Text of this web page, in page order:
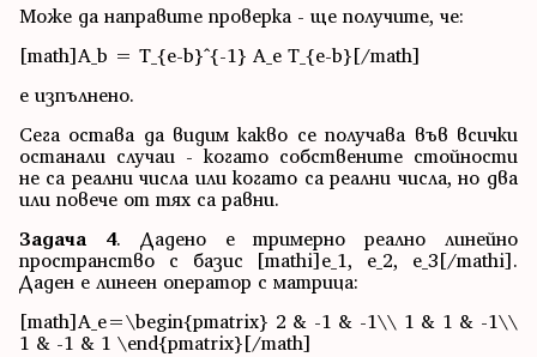
Може да направите проверка - ще получите, че:
[math]A_b = T_{e-b}^{-1} A_e T_{e-b}[/math]
e изпълнено.
Сега остава да видим какво се получава във всички
останали случаи - когато собствените стойности
не са реални числа или когато са реални числа, но два
или повече от тях са равни.
Задача 4. Дадено е тримерно реално линейно
пространство с базис [mathi]e_1, e_2, e_3[/mathi].
Даден е линеен оператор с матрица:
[math]A_e=\begin{pmatrix} 2 & -1 & -1\\ 1 & 1 & -1\\
1 & -1 & 1 \end{pmatrix}[/math]